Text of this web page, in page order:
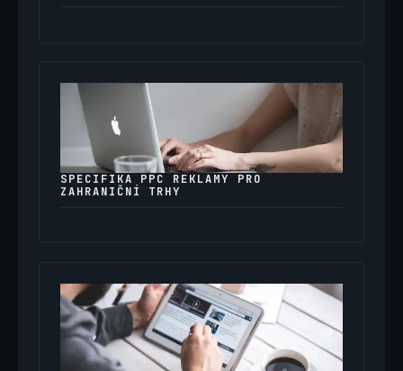
SPECIFIKA PPC REKLAMY PRO
ZAHRANIČNÍ TRHY